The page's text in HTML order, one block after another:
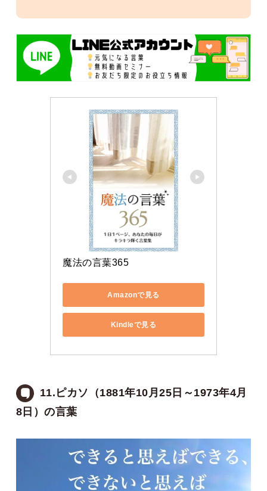
魔法の言葉365
Amazonで見る
Kindleで見る
11.ピカソ（1881年10月25日～1973年4月
8日）の言葉